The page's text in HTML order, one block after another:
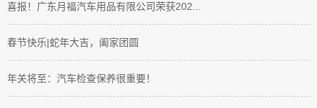
喜报！广东月福汽车用品有限公司荣获202...
春节快乐|蛇年大吉，阖家团圆
年关将至：汽车检查保养很重要！